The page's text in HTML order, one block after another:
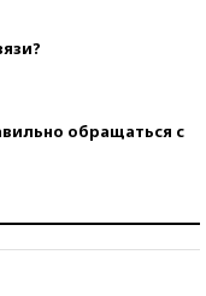
обращаться с